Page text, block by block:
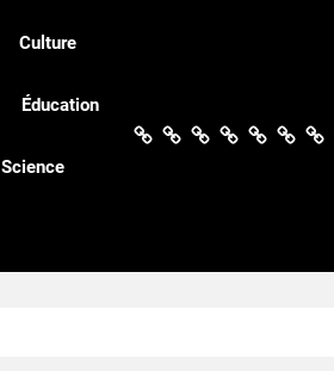
Culture
Éducation
Science
Actualités
Politique
Économie
CultureSociété
Sport